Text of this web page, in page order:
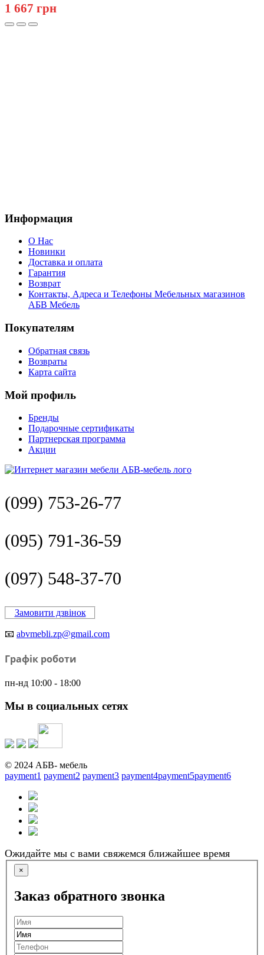
1 667 грн
Информация
О Нас
Новинки
Доставка и оплата
Гарантия
Возврат
Контакты, Адреса и Телефоны Мебельных магазинов
АБВ Мебель
Покупателям
Обратная связь
Возвраты
Карта сайта
Мой профиль
Бренды
Подарочные сертификаты
Партнерская программа
Акции
(099) 753-26-77
(095) 791-36-59
(097) 548-37-70
Замовити дзвінок
📧 abvmebli.zp@gmail.com
Графік роботи
пн-нд 10:00 - 18:00
Мы в социальных сетях
© 2024 АБВ- мебель
payment1 payment2 payment3 payment4payment5payment6
Ожидайте мы с вами свяжемся ближайшее время
×
Заказ обратного звонка